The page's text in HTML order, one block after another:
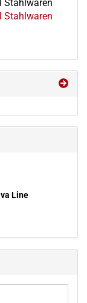
Stahlwaren
Stahlwaren
Line